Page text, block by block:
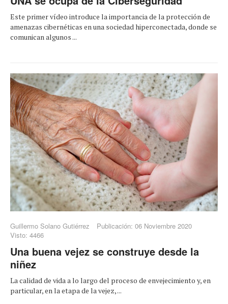
Este primer vídeo introduce la importancia de la protección de
amenazas cibernéticas en una sociedad hiperconectada, donde se
comunican algunos ...
Guillermo Solano Gutiérrez
Publicación: 06 Noviembre 2020
Visto: 4466
Una buena vejez se construye desde la
niñez
La calidad de vida a lo largo del proceso de envejecimiento y, en
particular, en la etapa de la vejez, ...